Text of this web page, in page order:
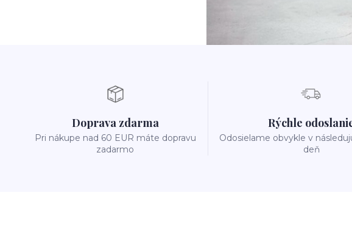
Doprava zdarma
Pri nákupe nad 60 EUR máte dopravu
zadarmo
Rýchle
Odosielame obvykle v
deň